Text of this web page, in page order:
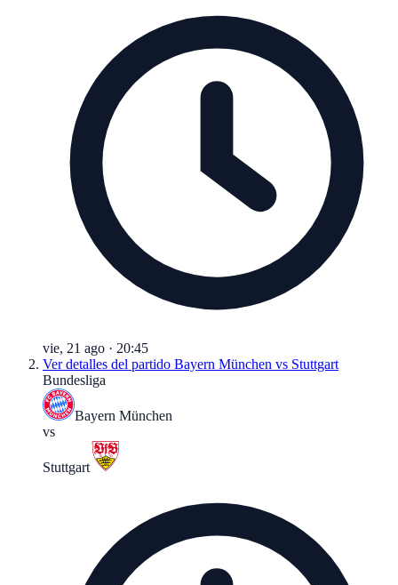
vie, 21 ago · 20:45
Ver detalles del partido Bayern München vs Stuttgart
Bundesliga
Bayern München
vs
Stuttgart